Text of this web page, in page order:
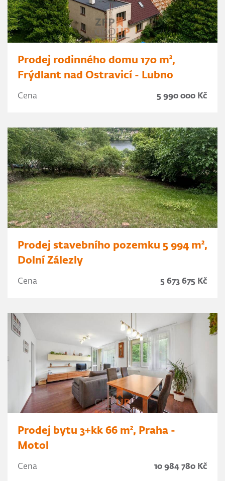
Prodej rodinného domu 170 m²,
Frýdlant nad Ostravicí - Lubno
Cena 5 990 000 Kč
Prodej stavebního pozemku 5 994 m²,
Dolní Zálezly
Cena 5 673 675 Kč
Prodej bytu 3+kk 66 m², Praha -
Motol
Cena 10 984 780 Kč